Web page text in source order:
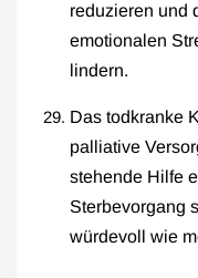
reduzieren und
emotionalen
lindern.
Das todkranke
palliative
stehende Hilfe
Sterbevorgang
würdevoll wie